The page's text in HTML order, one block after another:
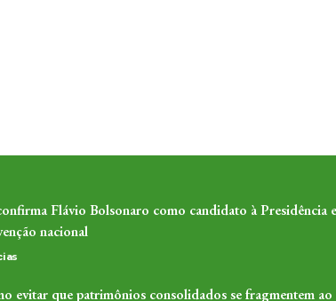
Flávio Bolsonaro como candidato à Presidência
nacional
evitar que patrimônios consolidados se fragmentem